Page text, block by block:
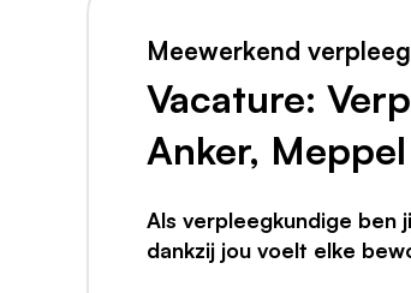
Meewerkend
Vacature:
Anker, Meppel
Als verpleegkundige ben
dankzij jou voelt elke